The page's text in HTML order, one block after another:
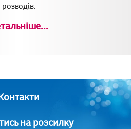
розводів.
на розсилку